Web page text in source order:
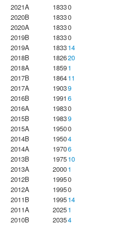
2021A
18330
2020B
18330
2020A
18330
2019B
18330
2019A
183314
2018B
182620
2018A
18591
2017B
186411
2017A
19039
2016B
1991 6
2016A
19830
2015B
19839
2015A
19500
2014B
19504
2014A
19706
2013B
197510
2013A
20001
2012B
19950
2012A
19950
2011B
199514
2011A
20251
2010B
20354